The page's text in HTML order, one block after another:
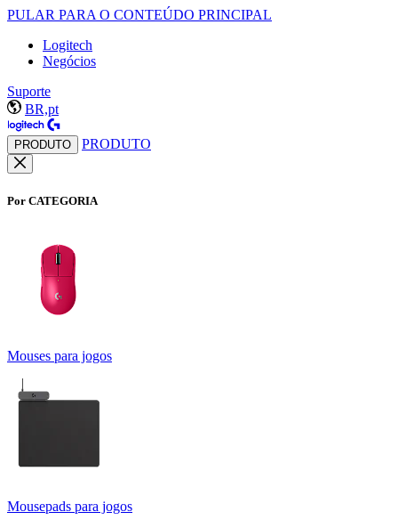
PULAR PARA O CONTEÚDO PRINCIPAL
Logitech
Negócios
Suporte
BR,pt
PRODUTO PRODUTO
Por CATEGORIA
Mouses para jogos
Mousepads para jogos